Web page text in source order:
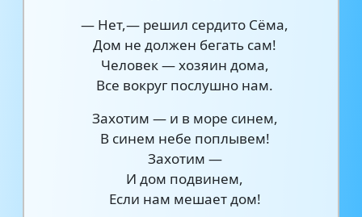
— Нет,— решил сердито Сёма,
Дом не должен бегать сам!
Человек — хозяин дома,
Все вокруг послушно нам.
Захотим — и в море синем,
В синем небе поплывем!
Захотим —
И дом подвинем,
Если нам мешает дом!